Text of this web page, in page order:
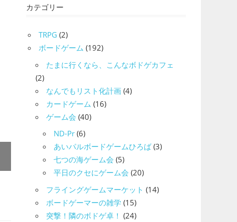
カテゴリー
TRPG (2)
ボードゲーム (192)
たまに行くなら、こんなボドゲカフェ
(2)
なんでもリスト化計画 (4)
カードゲーム (16)
ゲーム会 (40)
ND-Pr (6)
あいパルボードゲームひろば(3)
七つの海ゲーム会 (5)
平日のクセにゲーム会 (20)
フライングゲームマーケット (14)
ボードゲーマーの雑学 (15)
突撃！隣のボドゲ卓！ (24)